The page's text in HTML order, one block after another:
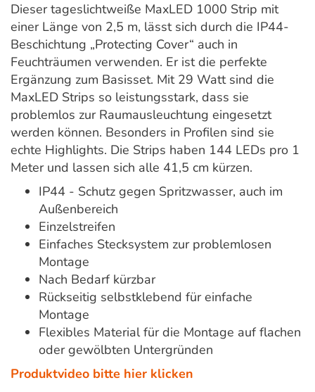
Dieser tageslichtweiße MaxLED 1000 Strip mit
einer Länge von 2,5 m, lässt sich durch die IP44-
Beschichtung „Protecting Cover“ auch in
Feuchträumen verwenden. Er ist die perfekte
Ergänzung zum Basisset. Mit 29 Watt sind die
MaxLED Strips so leistungsstark, dass sie
problemlos zur Raumausleuchtung eingesetzt
werden können. Besonders in Profilen sind sie
echte Highlights. Die Strips haben 144 LEDs pro 1
Meter und lassen sich alle 41,5 cm kürzen.
IP44 - Schutz gegen Spritzwasser, auch im
Außenbereich
Einzelstreifen
Einfaches Stecksystem zur problemlosen
Montage
Nach Bedarf kürzbar
Rückseitig selbstklebend für einfache
Montage
Flexibles Material für die Montage auf flachen
oder gewölbten Untergründen
Produktvideo bitte hier klicken